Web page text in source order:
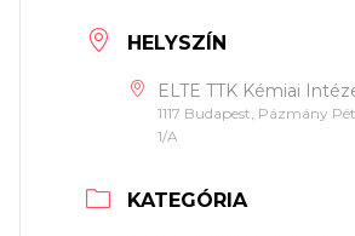
HELYSZÍN
ELTE TTK Kémiai
1117 Budapest, Pázmány
1/A
KATEGÓRIA